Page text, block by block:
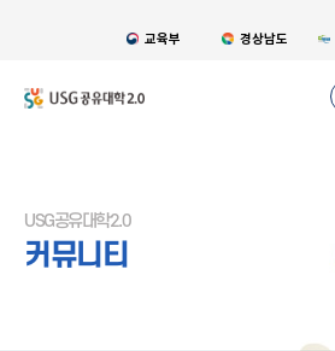
교육부 경상남도
USG공유대학2.0
커뮤니티